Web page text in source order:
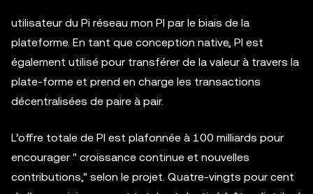
utilisateur du Pi réseau mon PI par le biais de la
plateforme. En tant que conception native, PI est
également utilisé pour transférer de la valeur à travers la
plate-forme et prend en charge les transactions
décentralisées de paire à pair.
L’offre totale de PI est plafonnée à 100 milliards pour
encourager " croissance continue et nouvelles
contributions," selon le projet. Quatre-vingts pour cent